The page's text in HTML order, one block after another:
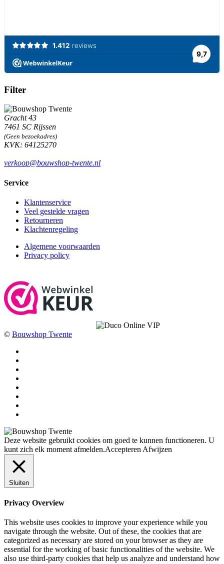
Filter
Gracht 43
7461 SC Rijssen
(Geen bezoekadres)
KVK: 64125270
verkoop@bouwshop-twente.nl
Service
Klantenservice
Veel gestelde vragen
Retourneren
Klachtenregeling
Algemene voorwaarden
Privacy policy
© Bouwshop Twente
Deze website gebruikt cookies om goed te kunnen functioneren. U
kunt zich elk moment afmelden.Accepteren Afwijzen
Sluiten
Privacy Overview
This website uses cookies to improve your experience while you
navigate through the website. Out of these, the cookies that are
categorized as necessary are stored on your browser as they are
essential for the working of basic functionalities of the website. We
also use third-party cookies that help us analyze and understand how